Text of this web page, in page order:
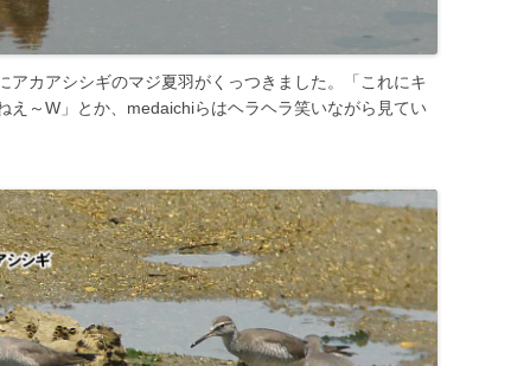
アカアシシギのマジ夏羽がくっつきました。「これにキ
え～W」とか、medaichiらはヘラヘラ笑いながら見てい